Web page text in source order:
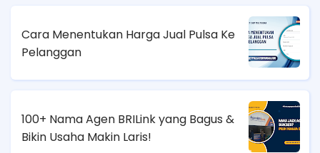
Cara Menentukan Harga Jual Pulsa Ke
Pelanggan
100+ Nama Agen BRILink yang Bagus &
Bikin Usaha Makin Laris!